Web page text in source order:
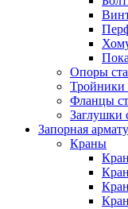
Опоры
Тройники
Фланцы
Заглушки
Запорная
Краны